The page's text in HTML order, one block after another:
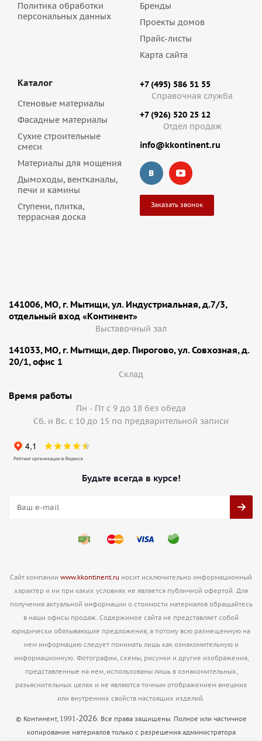
Политика обработки
персональных данных
Бренды
Проекты домов
Прайс-листы
Карта сайта
Каталог
Стеновые материалы
Фасадные материалы
Сухие строительные
смеси
Материалы для мощения
Дымоходы, вентканалы,
печи и камины
Ступени, плитка,
террасная доска
+7 (495) 586 51 55
Справочная служба
+7 (926) 520 25 12
Отдел продаж
info@kkontinent.ru
Заказать звонок
141006, МО, г. Мытищи, ул. Индустриальная, д.7/3,
отдельный вход «Континент»
Выставочный зал
141033, МО, г. Мытищи, дер. Пирогово, ул. Совхозная, д.
20/1, офис 1
Cклад
Время работы
Пн - Пт с 9 до 18 без обеда
Сб. и Вс. с 10 до 15 по предварительной записи
Будьте всегда в курсе!
Сайт компании www.kkontinent.ru носит исключительно информационный
характер и ни при каких условиях не является публичной офертой. Для
получения актуальной информации о стоимости материалов обращайтесь
в наши офисы продаж. Содержимое сайта не представляет собой
юридически обязывающие предложения, а потому всю размещенную на
нем информацию следует понимать лишь как ознакомительную и
информационную. Фотографии, схемы, рисунки и другие изображения,
представленные на нем, использованы лишь в ознакомительных,
разьяснительных целях и не являются точным отображением внешних
или внутренних свойств настоящих изделий.
© Континент, 1991-2026. Все права защищены. Полное или частичное
копирование материалов только с разрешения администратора